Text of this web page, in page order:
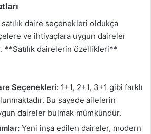
daire seçenekleri oldukça
ve ihtiyaçlara uygun daireler
**Satılık dairelerin özellikleri**
Seçenekleri: 1+1, 2+1, 3+1 gibi farklı
Bu sayede ailelerin
daireler bulmak mümkündür.
Yeni inşa edilen daireler, modern